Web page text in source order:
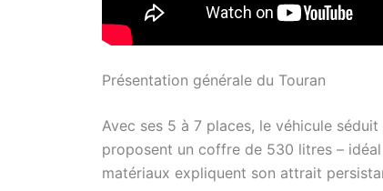
Présentation générale du Touran
Avec ses 5 à 7 places, le véhicule séduit
proposent un coffre de 530 litres –
matériaux expliquent son attrait